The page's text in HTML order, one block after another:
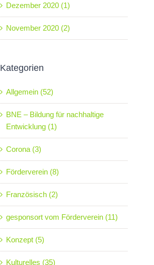
Dezember 2020 (1)
November 2020 (2)
Kategorien
Allgemein (52)
BNE – Bildung für nachhaltige
Entwicklung (1)
Corona (3)
Förderverein (8)
Französisch (2)
gesponsort vom Förderverein (11)
Konzept (5)
Kulturelles (35)